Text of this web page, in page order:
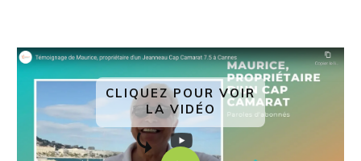
CLIQUEZ POUR VOIR
LA VIDÉO